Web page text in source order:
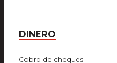
DINERO
Cobro de cheques